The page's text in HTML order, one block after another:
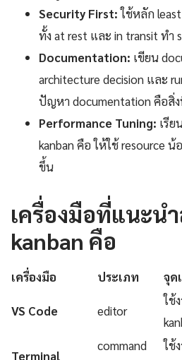
Security First:ใช้หลัก
ทั้ง at rest และ in transit ทำ
Documentation: เขียน
architecture decision และ
ปัญหา documentation คือสิ่ง
Performance Tuning: เรีย
kanban คือ ให้ใช้ resource
ขึ้น
เครื่องมือที่แนะน
kanban คือ
เครื่องมือ ประเภท จุด
VS Code editor
ใช้
Terminal
command
ใช้